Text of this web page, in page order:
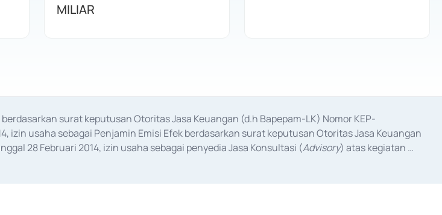
MILIAR
surat keputusan Otoritas Jasa Keuangan (d.h Bapepam-LK) Nomor KEP-
izin usaha sebagai Penjamin Emisi Efek berdasarkan surat keputusan Otoritas Jasa Keuangan
28 Februari 2014, izin usaha sebagai penyedia Jasa Konsultasi (Advisory) atas kegiatan